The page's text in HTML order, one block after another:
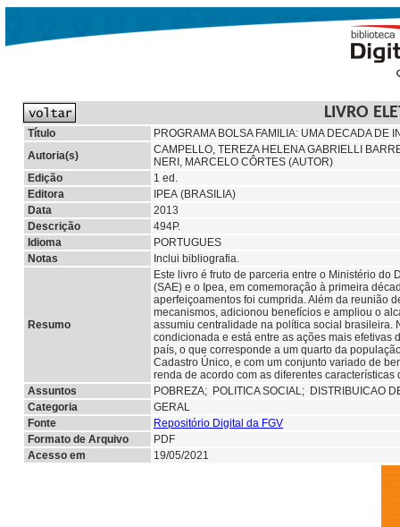
LIVRO
Título
PROGRAMA BOLSA FAMILIA: UMA DECADA DE
Autoria(s)
CAMPELLO, TEREZA HELENA GABRIELLI
NERI, MARCELO CÔRTES (AUTOR)
Edição
1 ed.
Editora
IPEA (BRASILIA)
Data
2013
Descrição
494P.
Idioma
PORTUGUES
Notas
Inclui bibliografia.
Resumo
Este livro é fruto de parceria entre o Ministério do
(SAE) e o Ipea, em comemoração à primeira
aperfeiçoamentos foi cumprida. Além da reunião
mecanismos, adicionou benefícios e ampliou o
assumiu centralidade na política social brasileira.
condicionada e está entre as ações mais efetivas
país, o que corresponde a um quarto da
Cadastro Único, e com um conjunto variado de
renda de acordo com as diferentes características
Assuntos
POBREZA; POLITICA SOCIAL; DISTRIBUICAO
Categoria
GERAL
Fonte
Repositório Digital da FGV
Formato de Arquivo
PDF
Acesso em
19/05/2021